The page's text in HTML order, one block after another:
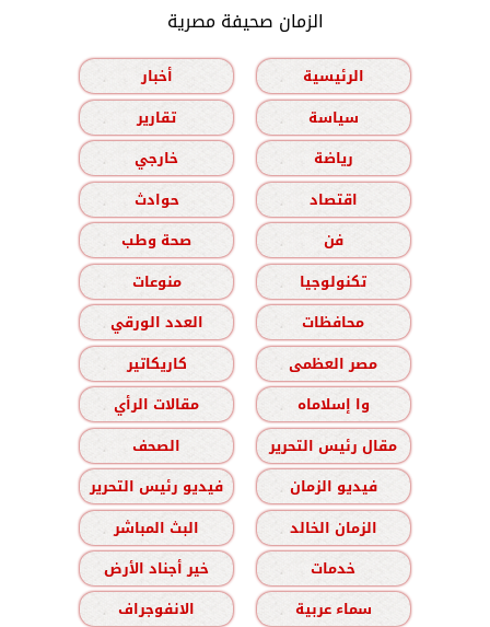
الزمان صحيفة مصرية
الرئيسية
أخبار
سياسة
تقارير
رياضة
خارجي
اقتصاد
حوادث
فن
صحة وطب
تكنولوجيا
منوعات
محافظات
العدد الورقي
مصر العظمى
كاريكاتير
وا إسلاماه
مقالات الرأي
مقال رئيس التحرير
الصحف
فيديو الزمان
فيديو رئيس التحرير
الزمان الخالد
البث المباشر
خدمات
خير أجناد الأرض
سماء عربية
الانفوجراف